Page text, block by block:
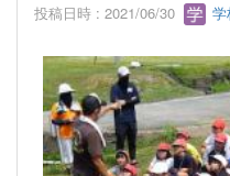
投稿日時 : 2021/06/30